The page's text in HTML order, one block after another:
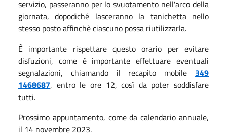
servizio, passeranno per lo svuotamento nell'arco della
giornata, dopodiché lasceranno la tanichetta nello
stesso posto affinchè ciascuno possa riutilizzarla.
È importante rispettare questo orario per evitare
disfuzioni, come è importante effettuare eventuali
segnalazioni, chiamando il recapito mobile 349
1468687, entro le ore 12, così da poter soddisfare
tutti.
Prossimo appuntamento, come da calendario annuale,
il 14 novembre 2023.